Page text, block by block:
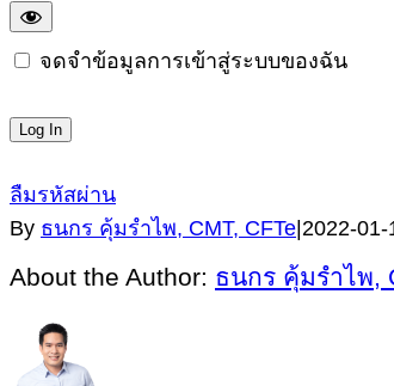
จดจำข้อมูลการเข้าสู่ระบบของฉัน
ลืมรหัสผ่าน
By ธนกร คุ้มรำไพ, CMT, CFTe|2022-
About the Author: ธนกร คุ้มรำไพ,